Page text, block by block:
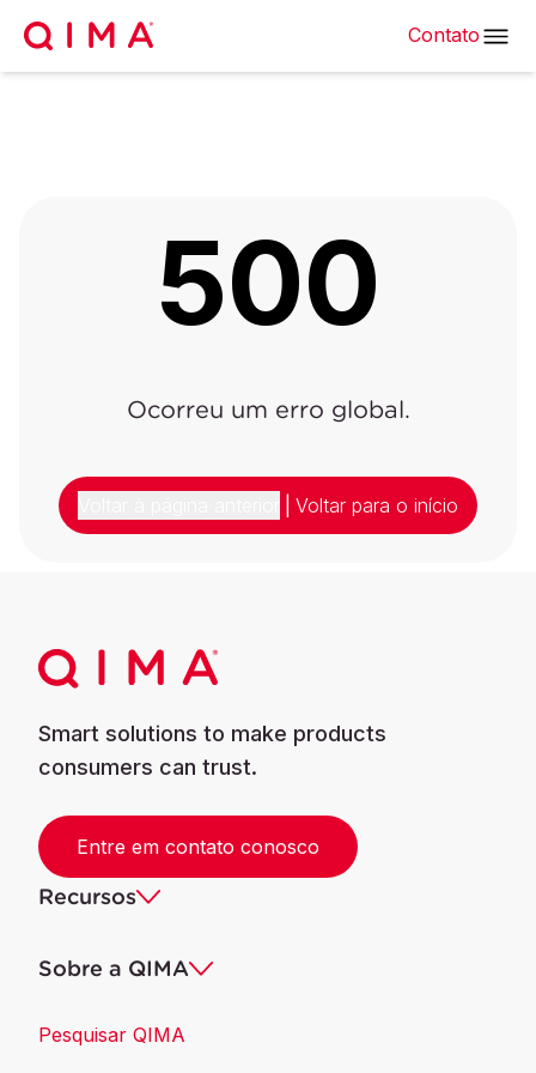
Contato
500
Ocorreu um erro global.
Voltar para o início
Smart solutions to make products
consumers can trust.
Entre em contato conosco
Recursos
Sobre a QIMA
Pesquisar QIMA